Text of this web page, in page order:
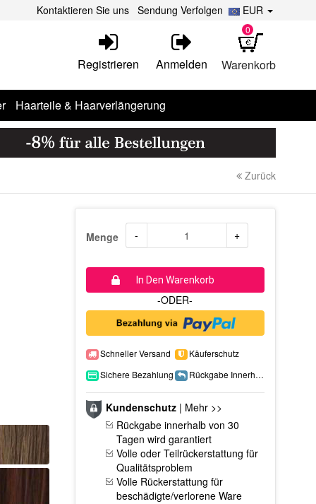
EUR
Kontaktieren Sie uns Sendung Verfolgen
Warenkorb
0
Registrieren Anmelden
Haarteile & Haarverlängerung
Zurück
Menge - +
In Den Warenkorb
-ODER-
Schneller Versand
Käuferschutz
Sichere Bezahlung
Rückgabe Innerhalb 15 Tage
Kundenschutz| Mehr >>
Rückgabe innerhalb von 30
Tagen wird garantiert
Volle oder Teilrückerstattung für
Qualitätsproblem
Volle Rückerstattung für
beschädigte/verlorene Ware